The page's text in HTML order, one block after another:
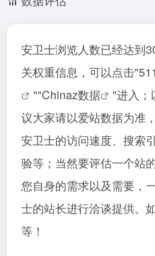
安卫士浏览人数已经达到
关权重信息，可以点击"
""Chinaz数据
"进入；
议大家请以爱站数据为准
安卫士的访问速度、搜索
验等；当然要评估一个站
您自身的需求以及需要，
士的站长进行洽谈提供。
等！